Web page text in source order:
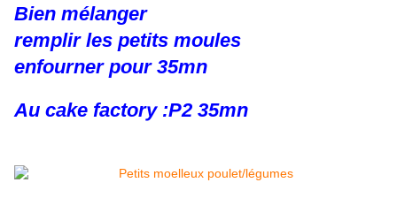
Bien mélanger
remplir les petits moules
enfourner pour 35mn
Au cake factory :P2 35mn